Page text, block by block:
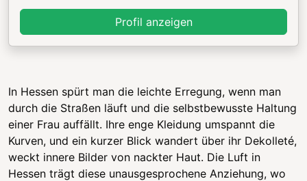
Profil anzeigen
In Hessen spürt man die leichte Erregung, wenn man
durch die Straßen läuft und die selbstbewusste Haltung
einer Frau auffällt. Ihre enge Kleidung umspannt die
Kurven, und ein kurzer Blick wandert über ihr Dekolleté,
weckt innere Bilder von nackter Haut. Die Luft in
Hessen trägt diese unausgesprochene Anziehung, wo